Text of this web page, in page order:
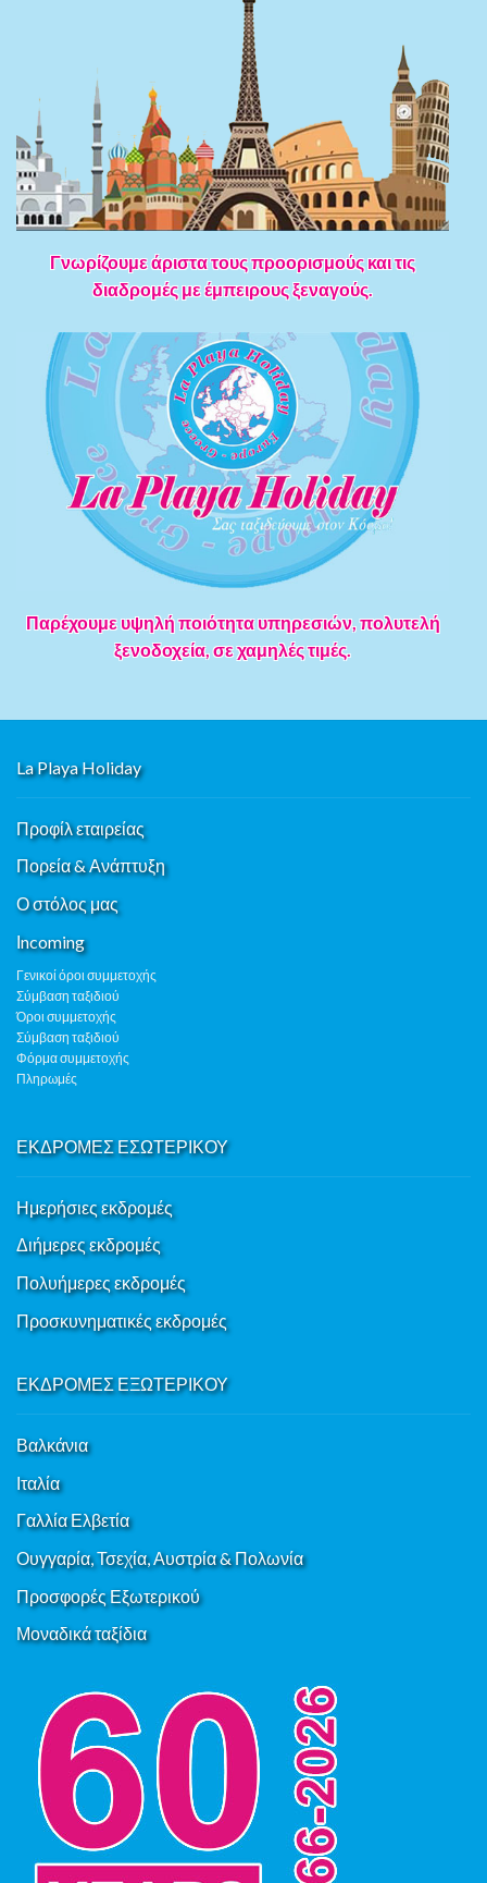
Γνωρίζουμε άριστα τους προορισμούς και τις
διαδρομές με έμπειρους ξεναγούς.
Παρέχουμε υψηλή ποιότητα υπηρεσιών, πολυτελή
ξενοδοχεία, σε χαμηλές τιμές.
La Playa Holiday
Προφίλ εταιρείας
Πορεία & Ανάπτυξη
Ο στόλος μας
Ιncoming
Γενικοί όροι συμμετοχής
Σύμβαση ταξιδιού
Όροι συμμετοχής
Σύμβαση ταξιδιού
Φόρμα συμμετοχής
Πληρωμές
ΕΚΔΡΟΜΕΣ ΕΣΩΤΕΡΙΚΟΥ
Ημερήσιες εκδρομές
Διήμερες εκδρομές
Πολυήμερες εκδρομές
Προσκυνηματικές εκδρομές
ΕΚΔΡΟΜΕΣ ΕΞΩΤΕΡΙΚΟΥ
Βαλκάνια
Ιταλία
Γαλλία Ελβετία
Ουγγαρία, Τσεχία, Αυστρία & Πολωνία
Προσφορές Εξωτερικού
Μοναδικά ταξίδια